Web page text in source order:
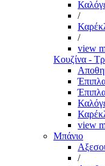
/
/
view
Κουζίνα -
view
Μπάνιο
/